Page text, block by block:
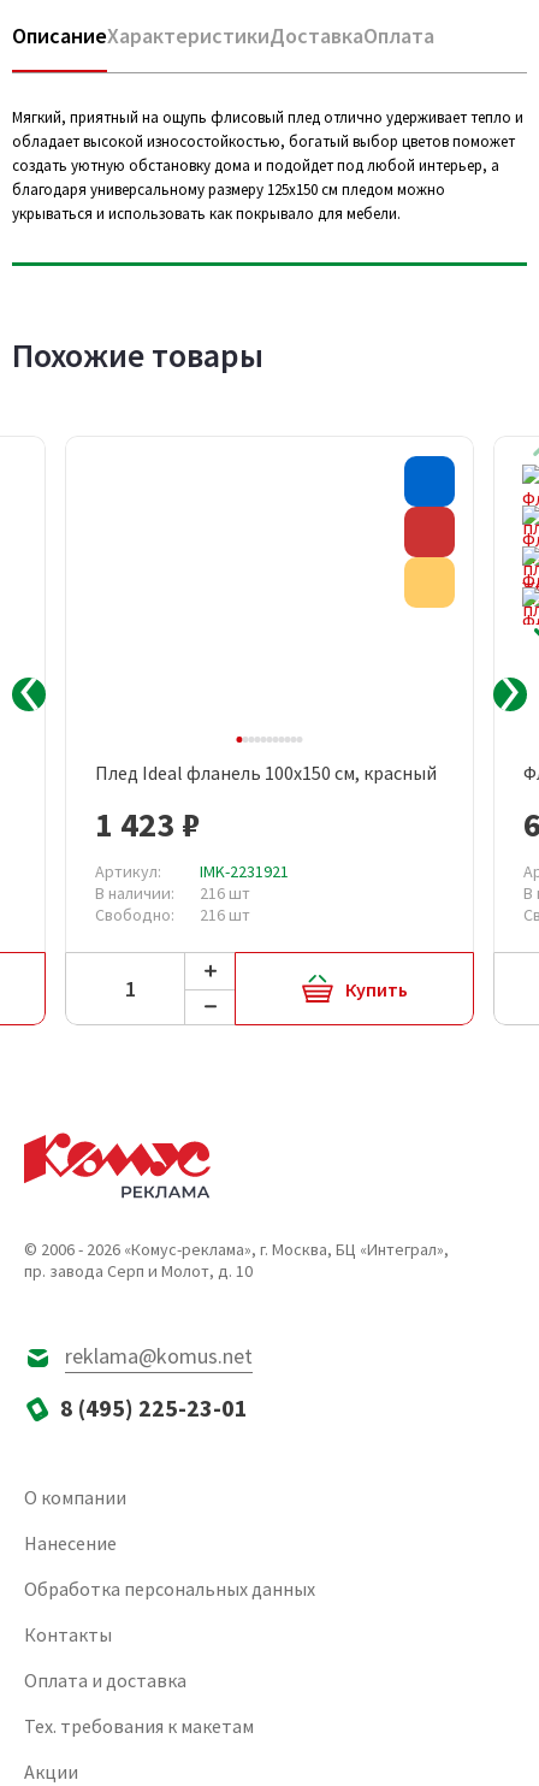
ОписаниеХарактеристикиДоставкаОплата
Мягкий, приятный на ощупь флисовый плед отлично удерживает тепло и
обладает высокой износостойкостью, богатый выбор цветов поможет
создать уютную обстановку дома и подойдет под любой интерьер, а
благодаря универсальному размеру 125х150 см пледом можно
укрываться и использовать как покрывало для мебели.
Похожие товары
Хит
Плед Ideal фланель 100х150 см, красный
1 423 ₽
Артикул:
IMK-2231921
В наличии:
216 шт
Свободно:
216 шт
Купить
В
© 2006 - 2026 «Комус-реклама», г. Москва, БЦ «Интеграл»,
пр. завода Серп и Молот, д. 10
reklama@komus.net
8 (495) 225-23-01
О компании
Нанесение
Обработка персональных данных
Контакты
Оплата и доставка
Тех. требования к макетам
Акции